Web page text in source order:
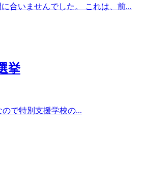
合いませんでした。 これは、前...
挙
で特別支援学校の...